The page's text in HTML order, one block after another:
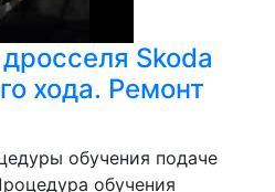
Skoda
хода. Ремонт
обучения подаче
обучения